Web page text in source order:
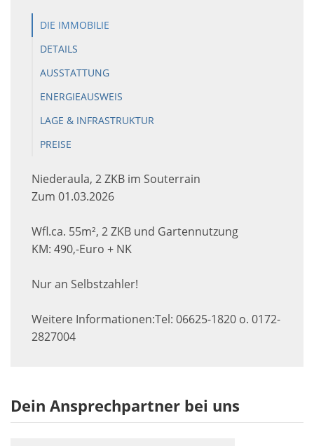
DIE IMMOBILIE
DETAILS
AUSSTATTUNG
ENERGIEAUSWEIS
LAGE & INFRASTRUKTUR
PREISE
Niederaula, 2 ZKB im Souterrain
Zum 01.03.2026
Wfl.ca. 55m², 2 ZKB und Gartennutzung
KM: 490,-Euro + NK
Nur an Selbstzahler!
Weitere Informationen:Tel: 06625-1820 o. 0172-
2827004
Dein Ansprechpartner bei uns